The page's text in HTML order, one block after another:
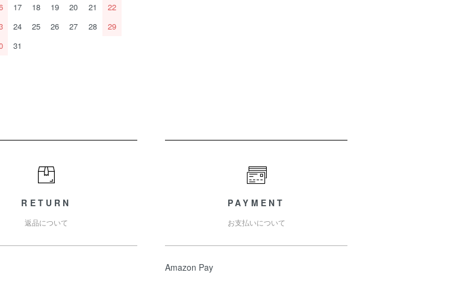
17 18 19 20 21
22
24 25 26 27 28
29
31
RETURN
返品について
PAYMENT
お支払いについて
Amazon Pay